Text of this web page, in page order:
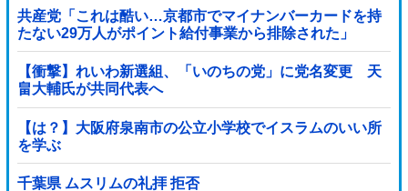
共産党「これは酷い…京都市でマイナンバーカードを持
たない29万人がポイント給付事業から排除された」
【衝撃】れいわ新選組、「いのちの党」に党名変更 天
畠大輔氏が共同代表へ
【は？】大阪府泉南市の公立小学校でイスラムのいい所
を学ぶ
千葉県 ムスリムの礼拝 拒否